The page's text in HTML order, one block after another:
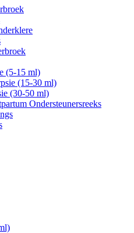
(5-15 ml)
(15-30 ml)
(30-50 ml)
Ondersteunersreeks